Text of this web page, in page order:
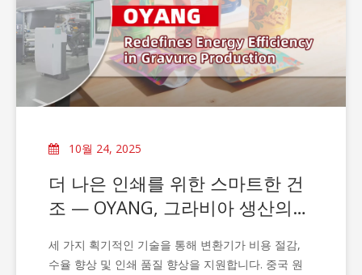
10월 24, 2025
더 나은 인쇄를 위한 스마트한 건
조 — OYANG, 그라비아 생산의
세 가지 획기적인 기술을 통해 변환기가 비용 절감,
수율 향상 및 인쇄 품질 향상을 지원합니다. 중국 원